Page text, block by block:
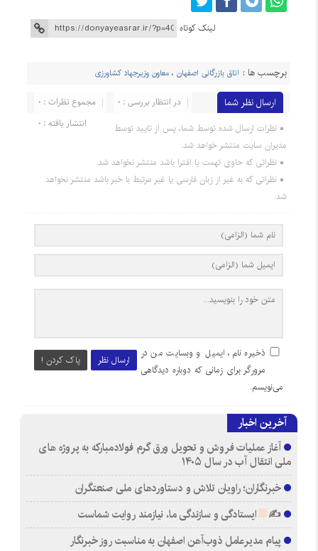
لینک کوتاه
برچسب ها : اتاق بازرگانی اصفهان ،معاون وزیرجهاد کشاورزی
ارسال نظر شما مجموع نظرات : 0
در انتظار بررسی : 0
انتشار یافته : 0
نظرات ارسال شده توسط شما، پس از تایید توسط
مدیران سایت منتشر خواهد شد.
نظراتی که حاوی تهمت یا افترا باشد منتشر نخواهد شد.
نظراتی که به غیر از زبان فارسی یا غیر مرتبط با خبر باشد منتشر نخواهد
شد.
ارسال نظر پاک کردن !
ذخیره نام، ایمیل و وبسایت من در
مرورگر برای زمانی که دوباره دیدگاهی
می‌نویسم.
آخرین اخبار
آغاز عملیات فروش و تحویل ورق گرم فولادمبارکه به پروژه های
ملی انتقال آب در سال ۱۴۰۵
خبرنگاران؛ راویان تلاش و دستاوردهای ملی صنعتگران
✍
ایستادگی و سازندگی ما، نیازمند روایت شماست
پیام مدیرعامل ذوب‌آهن اصفهان به مناسبت روز خبرنگار